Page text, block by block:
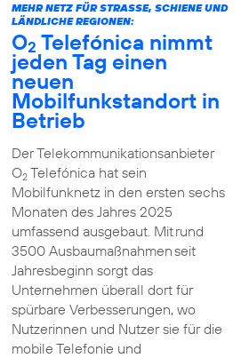
MEHR NETZ FÜR STRASSE, SCHIENE UND L
ÄNDLICHE REGIONEN:
O2 Telefónica nimmt
jeden Tag einen
neuen
Mobilfunkstandort in
Betrieb
Der Telekommunikationsanbieter
O2Telefónica hat sein
Mobilfunknetz in den ersten sechs
Monaten des Jahres 2025
umfassend ausgebaut. Mit rund
3500 Ausbaumaßnahmen seit
Jahresbeginn sorgt das
Unternehmen überall dort für
spürbare Verbesserungen, wo
Nutzerinnen und Nutzer sie für die
mobile Telefonie und